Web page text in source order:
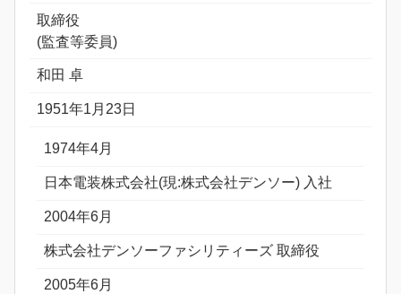
取締役
(監査等委員)
和田 卓
1951年1月23日
1974年4月
日本電装株式会社(現:株式会社デンソー) 入社
2004年6月
株式会社デンソーファシリティーズ 取締役
2005年6月